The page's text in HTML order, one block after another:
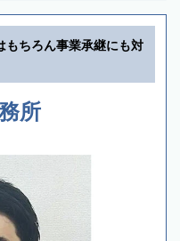
もちろん事業承継にも対
所